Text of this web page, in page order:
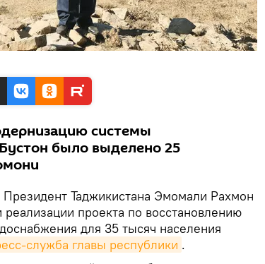
системы
было выделено 25
Президент Таджикистана Эмомали Рахмон
проекта по восстановлению
для 35 тысяч населения
служба главы республики .